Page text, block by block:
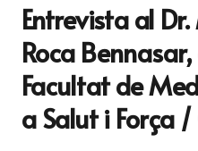
Entrevista al
Roca
Facultat de
a Salut i Força